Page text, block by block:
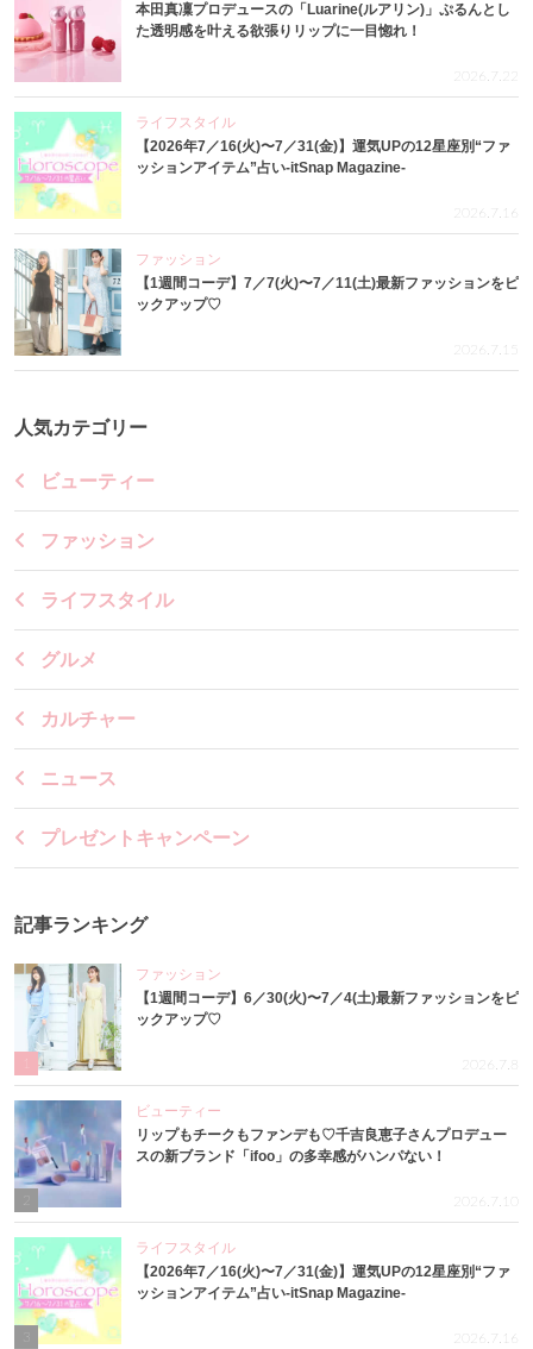
本田真凜プロデュースの「Luarine(ルアリン)」ぷるんとし
た透明感を叶える欲張りリップに一目惚れ！
2026.7.22
ライフスタイル
【2026年7／16(火)〜7／31(金)】運気UPの12星座別“ファ
ッションアイテム”占い-itSnap Magazine-
2026.7.16
ファッション
【1週間コーデ】7／7(火)〜7／11(土)最新ファッションをピ
ックアップ♡
2026.7.15
人気カテゴリー
ビューティー
ファッション
ライフスタイル
グルメ
カルチャー
ニュース
プレゼントキャンペーン
記事ランキング
ファッション
【1週間コーデ】6／30(火)〜7／4(土)最新ファッションをピ
ックアップ♡
2026.7.8
ビューティー
リップもチークもファンデも♡千吉良恵子さんプロデュー
スの新ブランド「ifoo」の多幸感がハンパない！
2026.7.10
3
ライフスタイル
【2026年7／16(火)〜7／31(金)】運気UPの12星座別“ファ
ッションアイテム”占い-itSnap Magazine-
2026.7.16